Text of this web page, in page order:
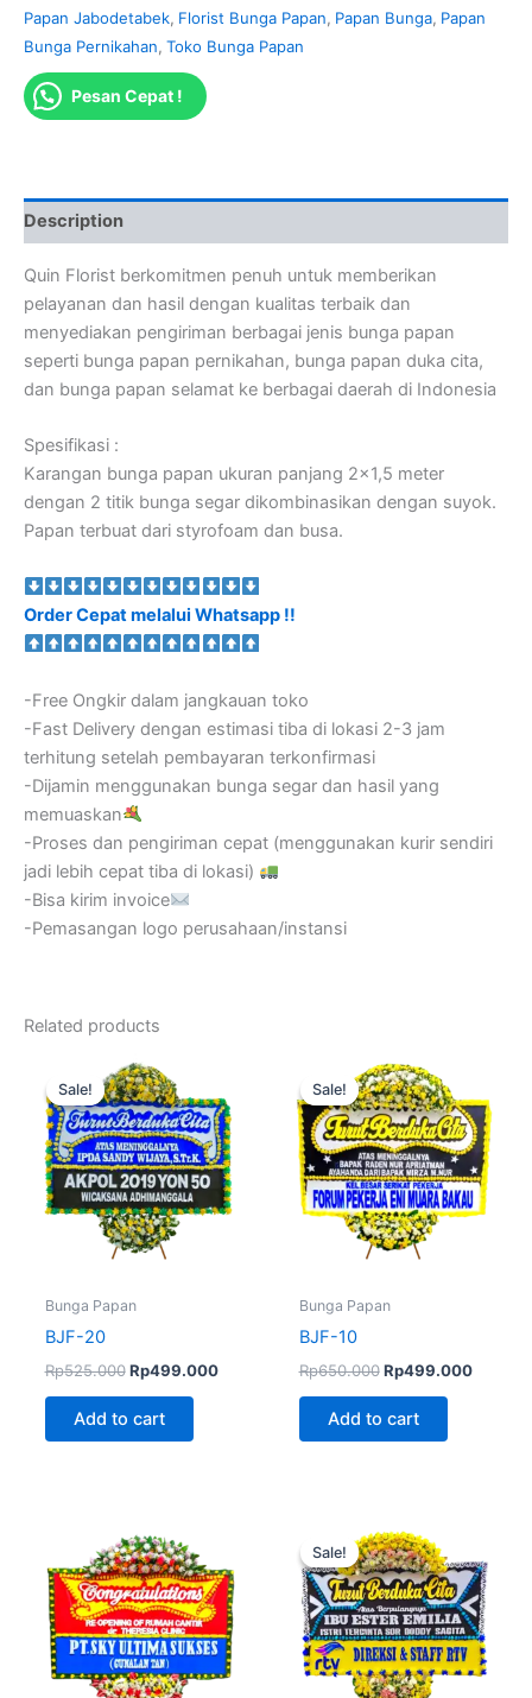
Papan Jabodetabek, Florist Bunga Papan, Papan Bunga, Papan
Bunga Pernikahan, Toko Bunga Papan
Pesan Cepat !
Description
Quin Florist berkomitmen penuh untuk memberikan
pelayanan dan hasil dengan kualitas terbaik dan
menyediakan pengiriman berbagai jenis bunga papan
seperti bunga papan pernikahan, bunga papan duka cita,
dan bunga papan selamat ke berbagai daerah di Indonesia
Spesifikasi :
Karangan bunga papan ukuran panjang 2×1,5 meter
dengan 2 titik bunga segar dikombinasikan dengan suyok.
Papan terbuat dari styrofoam dan busa.
Order Cepat melalui Whatsapp !!
-Free Ongkir dalam jangkauan toko
-Fast Delivery dengan estimasi tiba di lokasi 2-3 jam
terhitung setelah pembayaran terkonfirmasi
-Dijamin menggunakan bunga segar dan hasil yang
memuaskan
-Proses dan pengiriman cepat (menggunakan kurir sendiri
jadi lebih cepat tiba di lokasi)
-Bisa kirim invoice
-Pemasangan logo perusahaan/instansi
Related products
Sale!
Sale!
Bunga Papan
BJF-20
Rp525.000
Original
price
was:
Rp525.000.
Rp499.000
is:
Rp499.000.
Add to cart
Sale!
Sale!
Bunga Papan
BJF-10
Rp650.000
Original
price
was:
Rp650.000.
Rp499.000
is:
Add to cart
Sale!
Sale!
price
was:
Rp650.000.
is: